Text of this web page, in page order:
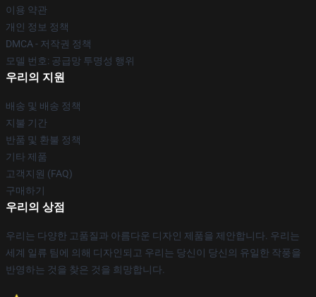
이용 약관
개인 정보 정책
DMCA - 저작권 정책
모델 번호: 공급망 투명성 행위
우리의 지원
배송 및 배송 정책
지불 기간
반품 및 환불 정책
기타 제품
고객지원 (FAQ)
구매하기
우리의 상점
우리는 다양한 고품질과 아름다운 디자인 제품을 제안합니다. 우리는
세계 일류 팀에 의해 디자인되고 우리는 당신이 당신의 유일한 작풍을
반영하는 것을 찾은 것을 희망합니다.